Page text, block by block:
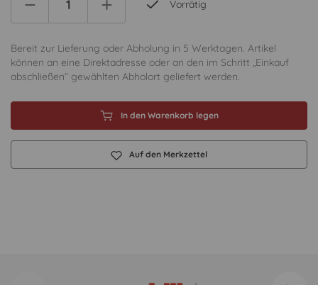
Vorrätig
Bereit zur Lieferung oder Abholung in 5 Werktagen. Artikel
können an eine Direktadresse oder an den im Schritt „Einkauf
abschließen“ gewählten Abholort geliefert werden.
In den Warenkorb legen
Auf den Merkzettel